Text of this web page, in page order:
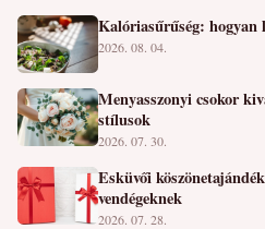
Kalóriasűrűség:
2026. 08. 04.
Menyasszonyi csokor
stílusok
2026. 07. 30.
Esküvői
vendégeknek
2026. 07. 28.